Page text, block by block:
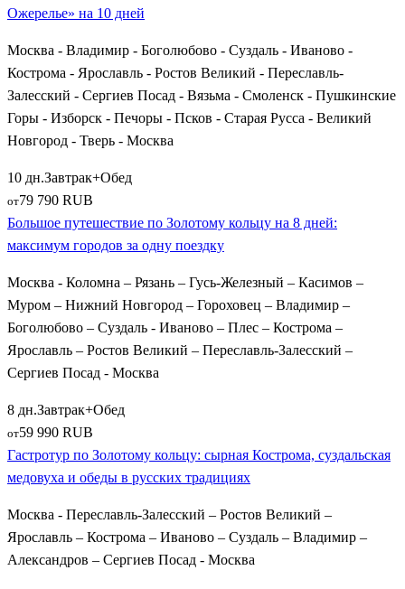
Ожерелье» на 10 дней
Москва - Владимир - Боголюбово - Суздаль - Иваново -
Кострома - Ярославль - Ростов Великий - Переславль-
Залесский - Сергиев Посад - Вязьма - Смоленск - Пушкинские
Горы - Изборск - Печоры - Псков - Старая Русса - Великий
Новгород - Тверь - Москва
10 дн.Завтрак+Обед
от79 790 RUB
Большое путешествие по Золотому кольцу на 8 дней:
максимум городов за одну поездку
Москва - Коломна – Рязань – Гусь-Железный – Касимов –
Муром – Нижний Новгород – Гороховец – Владимир –
Боголюбово – Суздаль - Иваново – Плес – Кострома –
Ярославль – Ростов Великий – Переславль-Залесский –
Сергиев Посад - Москва
8 дн.Завтрак+Обед
от59 990 RUB
Гастротур по Золотому кольцу: сырная Кострома, суздальская
медовуха и обеды в русских традициях
Москва - Переславль-Залесский – Ростов Великий –
Ярославль – Кострома – Иваново – Суздаль – Владимир –
Александров – Сергиев Посад - Москва